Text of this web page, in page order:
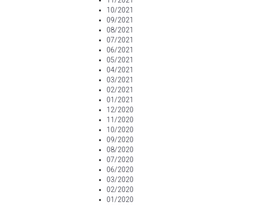
10/2021
09/2021
08/2021
07/2021
06/2021
05/2021
04/2021
03/2021
02/2021
01/2021
12/2020
11/2020
10/2020
09/2020
08/2020
07/2020
06/2020
03/2020
02/2020
01/2020